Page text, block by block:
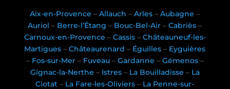
Aix-en-Provence –Allauch –Arles –Aubagne –
Auriol – Berre-l’Étang – Bouc-Bel-Air –Cabriès –
Carnoux-en-Provence – Cassis– Châteauneuf-les-
Martigues –Châteaurenard – Éguilles – Eyguières
– Fos-sur-Mer– Fuveau– Gardanne – Gémenos–
Gignac-la-Nerthe – Istres– La Bouilladisse – La
Ciotat – La Fare-les-Oliviers – La Penne-sur-